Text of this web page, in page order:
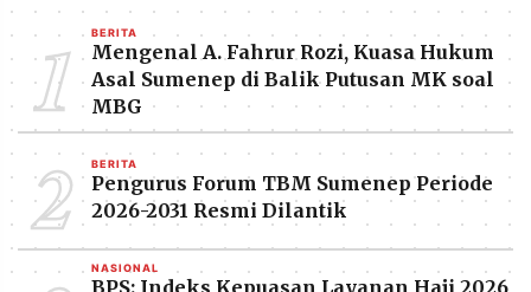
1 BERITA
Mengenal A. Fahrur Rozi, Kuasa Hukum
Asal Sumenep di Balik Putusan MK soal
MBG
2 BERITA
Pengurus Forum TBM Sumenep Periode
2026-2031 Resmi Dilantik
NASIONAL
BPS: Indeks Kepuasan Layanan Haji 2026